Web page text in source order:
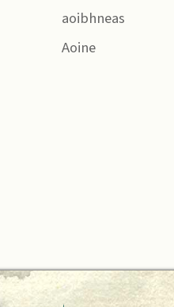
aoibhneas
Aoine